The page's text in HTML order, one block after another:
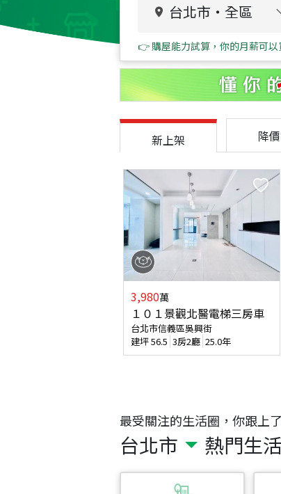
台北市 ・ 全區
👉 購屋能力試算，你的月薪可以
最受關注的生活圈，你跟上
台北市 熱門生
新上架 降
3,980萬
１０１景觀北醫電梯三房車
台北市信義區吳興街
建坪56.5 3房2廳 25.0年